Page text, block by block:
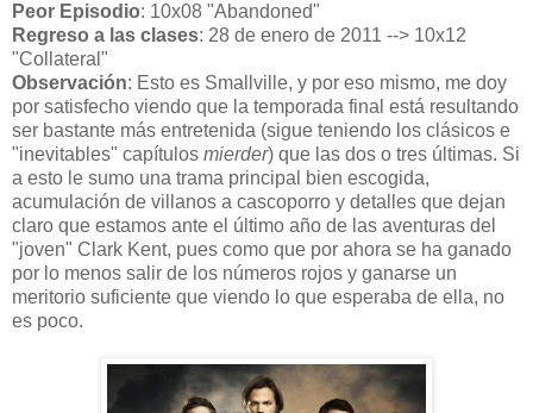
Peor Episodio: 10x08 "Abandoned"
Regreso a las clases: 28 de enero de 2011 --> 10x12
"Collateral"
Observación: Esto es Smallville, y por eso mismo, me doy
por satisfecho viendo que la temporada final está resultando
ser bastante más entretenida (sigue teniendo los clásicos e
"inevitables" capítulos mierder) que las dos o tres últimas. Si
a esto le sumo una trama principal bien escogida,
acumulación de villanos a cascoporro y detalles que dejan
claro que estamos ante el último año de las aventuras del
"joven" Clark Kent, pues como que por ahora se ha ganado
por lo menos salir de los números rojos y ganarse un
meritorio suficiente que viendo lo que esperaba de ella, no
es poco.